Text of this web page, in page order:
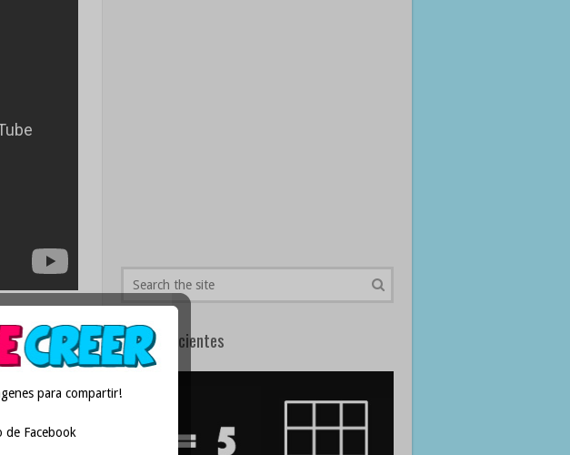
Posts Recientes
para compartir!
Facebook